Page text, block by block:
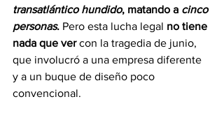
transatlántico hundido, matando a cinco
personas. Pero esta lucha legal no tiene
nada que ver con la tragedia de junio,
que involucró a una empresa diferente
y a un buque de diseño poco
convencional.